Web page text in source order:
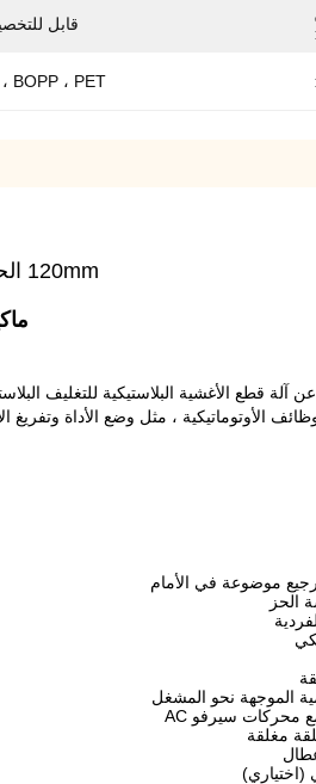
قابل
BOPP ، PET ، إلخ
120mm الحز آلة الترجيع 500mm فيلم الحز آلة 5500mm التلقائي آلة الحز
عن آلة قطع الأغشية البلاستيكية للتغليف
الأوتوماتيكية ، مثل وضع الأداة